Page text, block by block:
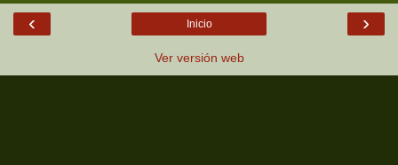
‹ ›
Inicio
Ver versión web